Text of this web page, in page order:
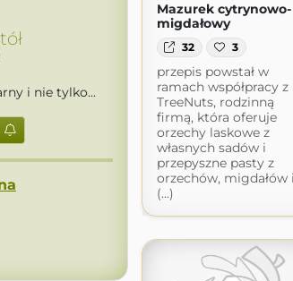
i nie tylko...
Mazurek cytrynowo-
migdałowy
32 3
przepis powstał w
ramach współpracy z
TreeNuts, rodzinną
firmą, która oferuje
orzechy laskowe z
własnych sadów i
przepyszne pasty z
orzechów, migdałów i
(...)